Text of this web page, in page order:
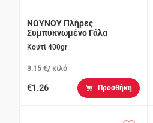
ΝΟΥΝΟΥ Πλήρες
Συμπυκνωμένο Γάλα
Κουτί 400gr
3.15 €/ κιλό
€1.26 Προσθήκη